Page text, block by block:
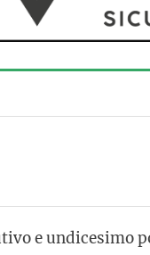
e undicesimo